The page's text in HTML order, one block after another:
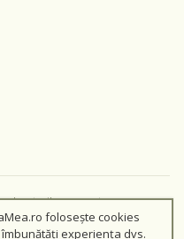
drepturile rezervate
folosește cookies
experiența dvs.